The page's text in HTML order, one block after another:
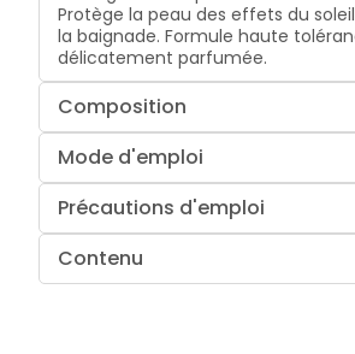
Protège la peau des effets du
la baignade. Formule haute
délicatement parfumée.
Composition
Mode d'emploi
Précautions d'emploi
Contenu